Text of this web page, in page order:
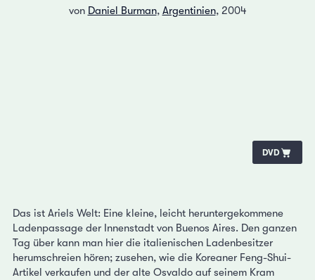
von Daniel Burman, Argentinien, 2004
DVD
Das ist Ariels Welt: Eine kleine, leicht heruntergekommene
Ladenpassage der Innenstadt von Buenos Aires. Den ganzen
Tag über kann man hier die italienischen Ladenbesitzer
herumschreien hören; zusehen, wie die Koreaner Feng-Shui-
Artikel verkaufen und der alte Osvaldo auf seinem Kram